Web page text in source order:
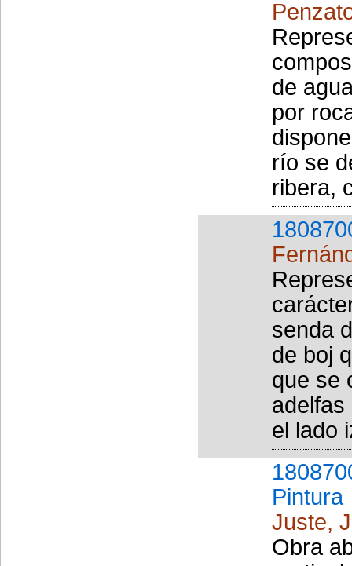
de
por
río se
ribera,
senda
de boj
que se
adelfas
el lado
Pintura
Juste,
Obra